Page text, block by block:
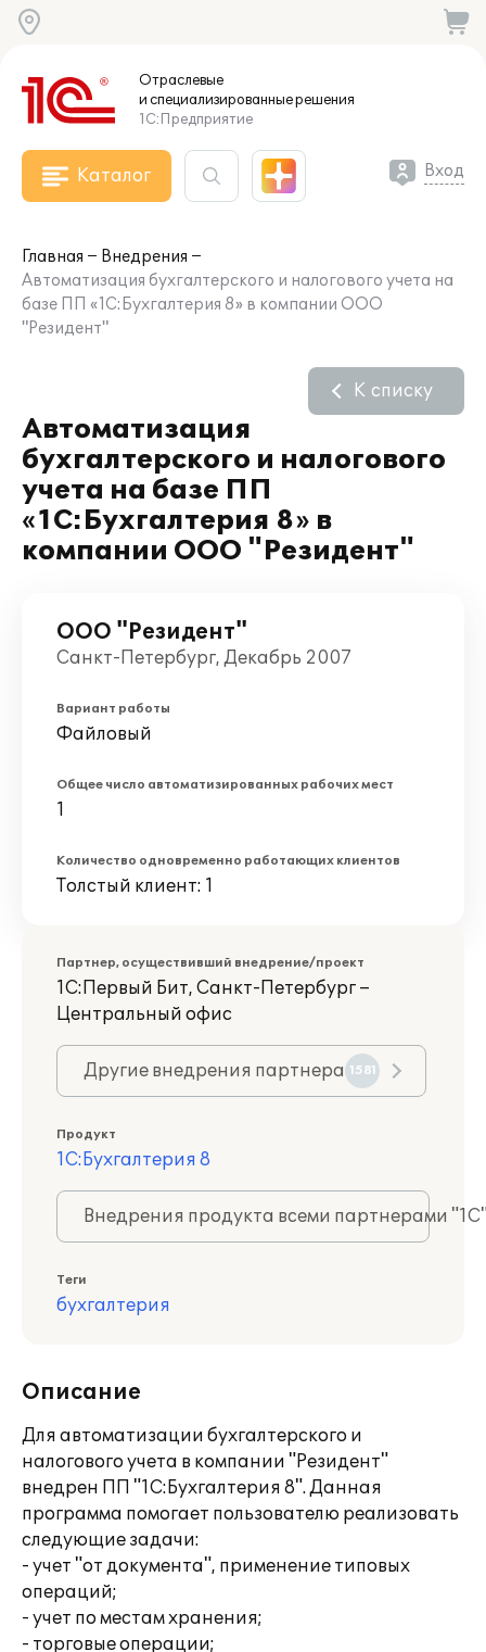
Отраслевые
и специализированныерешения
1С:Предприятие
Каталог Вход
Главная
Внедрения
Автоматизация бухгалтерского и налогового учета на
базе ПП «1C:Бухгалтерия 8» в компании ООО
"Резидент"
Автоматизация
бухгалтерского и налогового
учета на базе ПП
«1C:Бухгалтерия 8» в
компании ООО "Резидент"
К списку
ООО "Резидент"
Санкт-Петербург, Декабрь 2007
Вариант работы
Файловый
Общее число автоматизированных рабочих мест
1
Количество одновременно работающих клиентов
Толстый клиент: 1
Партнер, осуществивший внедрение/проект
1С:Первый Бит, Санкт-Петербург –
Центральный офис
Другие внедрения партнера 1581
Продукт
1С:Бухгалтерия 8
Внедрения продукта всеми партнерами
Теги
бухгалтерия
Описание
Для автоматизации бухгалтерского и
налогового учета в компании "Резидент"
внедрен ПП "1С:Бухгалтерия 8". Данная
программа помогает пользователю реализовать
следующие задачи:
- учет "от документа", применение типовых
операций;
- учет по местам хранения;
- торговые операции;